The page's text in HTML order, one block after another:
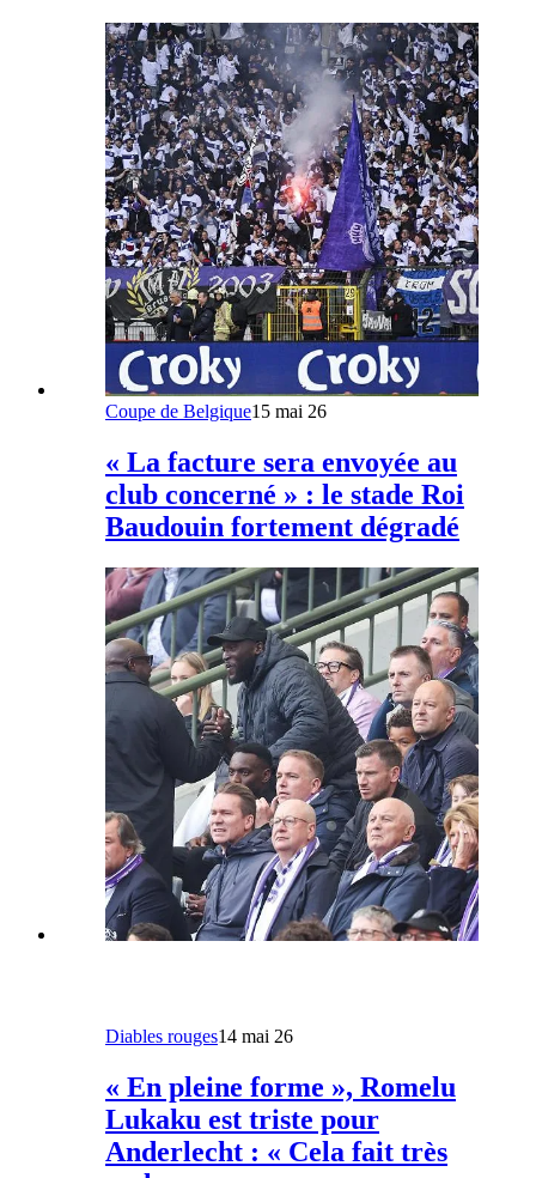
Coupe de Belgique15 mai 26
« La facture sera envoyée au
club concerné » : le stade Roi
Baudouin fortement dégradé
Diables rouges14 mai 26
« En pleine forme », Romelu
Lukaku est triste pour
Anderlecht : « Cela fait très